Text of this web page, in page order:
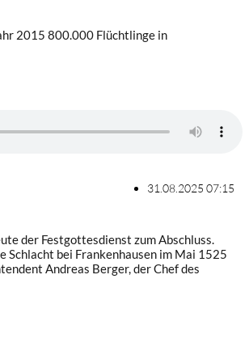
2015 800.000 Flüchtlinge in
31.08.2025 07:15
der Festgottesdienst zum Abschluss.
Schlacht bei Frankenhausen im Mai 1525
Andreas Berger, der Chef des